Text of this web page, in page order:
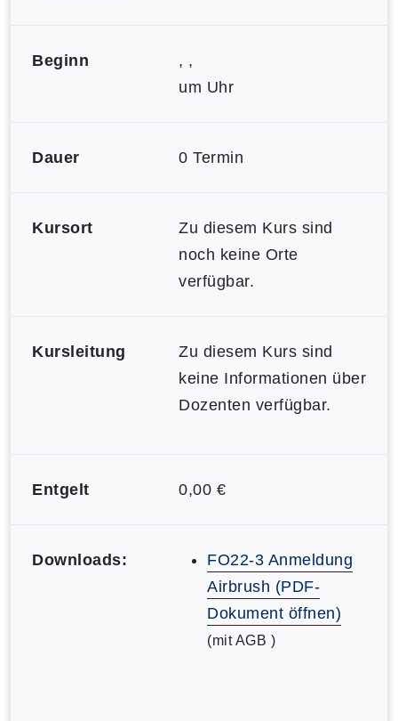
Beginn
, ,
um Uhr
Dauer 0 Termin
Kursort
Zu diesem Kurs sind
noch keine Orte
verfügbar.
Kursleitung
Zu diesem Kurs sind
keine Informationen über
Dozenten verfügbar.
Entgelt 0,00 €
Downloads:
FO22-3 Anmeldung
Airbrush (PDF-
Dokument öffnen)
(mit AGB )